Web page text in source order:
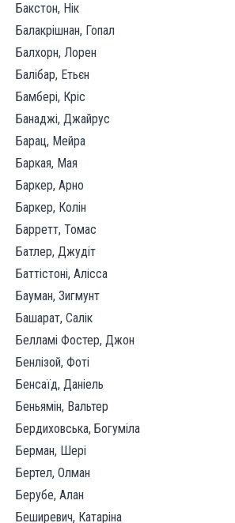
Бакстон, Нік
Балакрішнан, Гопал
Балхорн, Лорен
Балібар, Етьєн
Бамбері, Кріс
Банаджі, Джайрус
Барац, Мейра
Баркая, Мая
Баркер, Арно
Баркер, Колін
Барретт, Томас
Батлер, Джудіт
Баттістоні, Алісса
Бауман, Зигмунт
Башарат, Салік
Белламі Фостер, Джон
Бенлізой, Фоті
Бенсаїд, Даніель
Беньямін, Вальтер
Бердиховська, Богуміла
Берман, Шері
Бертел, Олман
Берубе, Алан
Беширевич, Катаріна